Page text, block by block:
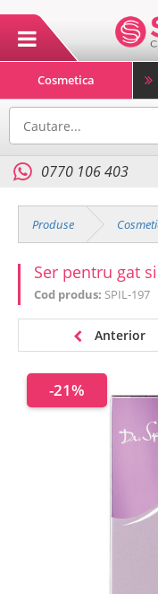
Cosmetica
0770 106 403
Produse
Ser pentru gat
Cod produs: SPIL-197
Anterior
-21%